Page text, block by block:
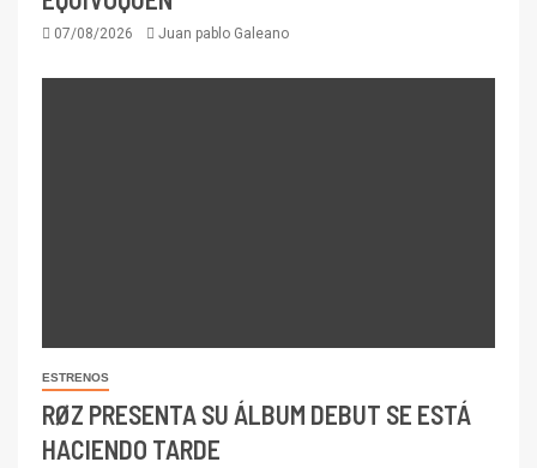
07/08/2026 Juan pablo Galeano
ESTRENOS
RØZ PRESENTA SU ÁLBUM DEBUT SE ESTÁ
HACIENDO TARDE